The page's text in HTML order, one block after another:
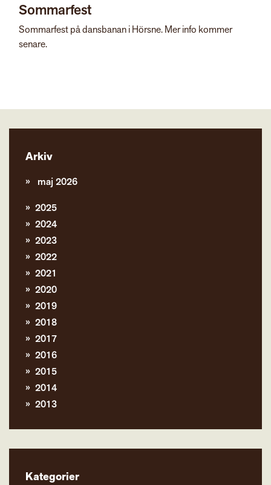
Sommarfest
Sommarfest på dansbanan i Hörsne. Mer info kommer
senare.
Arkiv
maj 2026
2025
2024
2023
2022
2021
2020
2019
2018
2017
2016
2015
2014
2013
Kategorier